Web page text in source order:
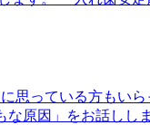
っている方もいら
な原因」をお話し